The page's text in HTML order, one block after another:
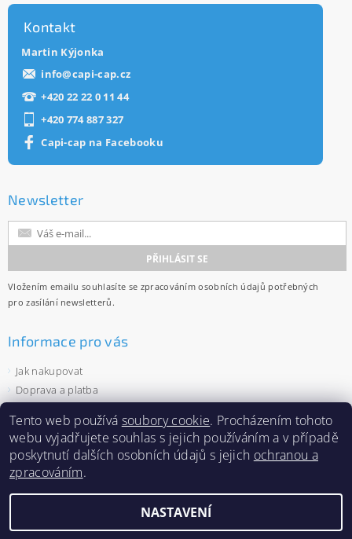
Kontakt
Martin Kýjonka
info@capi-cap.cz
+420 22 22 0 11 44
+420 774 887 327
Capi-cap na Facebooku
Newsletter
Vložením emailu souhlasíte se zpracováním osobních údajů potřebných
pro zasílání newsletterů.
Informace pro vás
Jak nakupovat
Doprava a platba
Ochrana osobních údajů
Velkoobchod
Zásady používání souborů cookies
2026 ©Capi-cap.cz, všechna práva vyhrazena
Tento web používá soubory cookie. Procházením tohoto
webu vyjadřujete souhlas s jejich používáním a v případě
poskytnutí dalších osobních údajů s jejich ochranou a
zpracováním.
NASTAVENÍ